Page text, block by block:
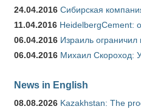
24.04.2016 Сибирская
11.04.2016 HeidelbergCement:
06.04.2016 Израиль ограничил
06.04.2016 Михаил Скороход:
News in English
08.08.2026 Kazakhstan: The